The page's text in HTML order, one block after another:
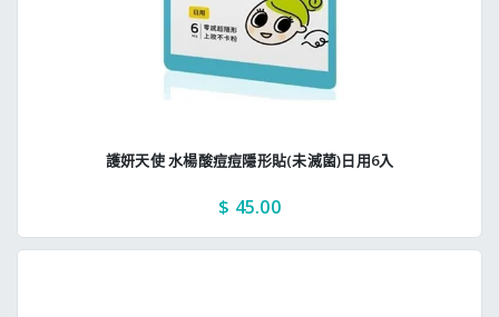
護妍天使 水楊酸痘痘隱形貼(未滅菌)日用6入
$ 45.00